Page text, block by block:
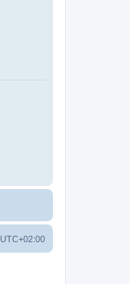
UTC+02:00